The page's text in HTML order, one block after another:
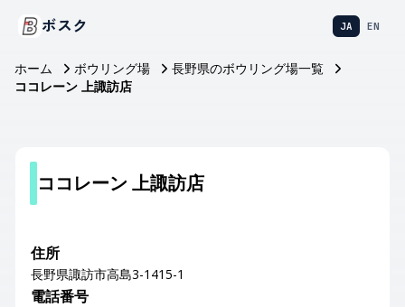
ボスク JA EN
ホーム ボウリング場
長野県のボウリング場一覧
ココレーン 上諏訪店
ココレーン 上諏訪店
住所
長野県諏訪市高島3-1415-1
電話番号